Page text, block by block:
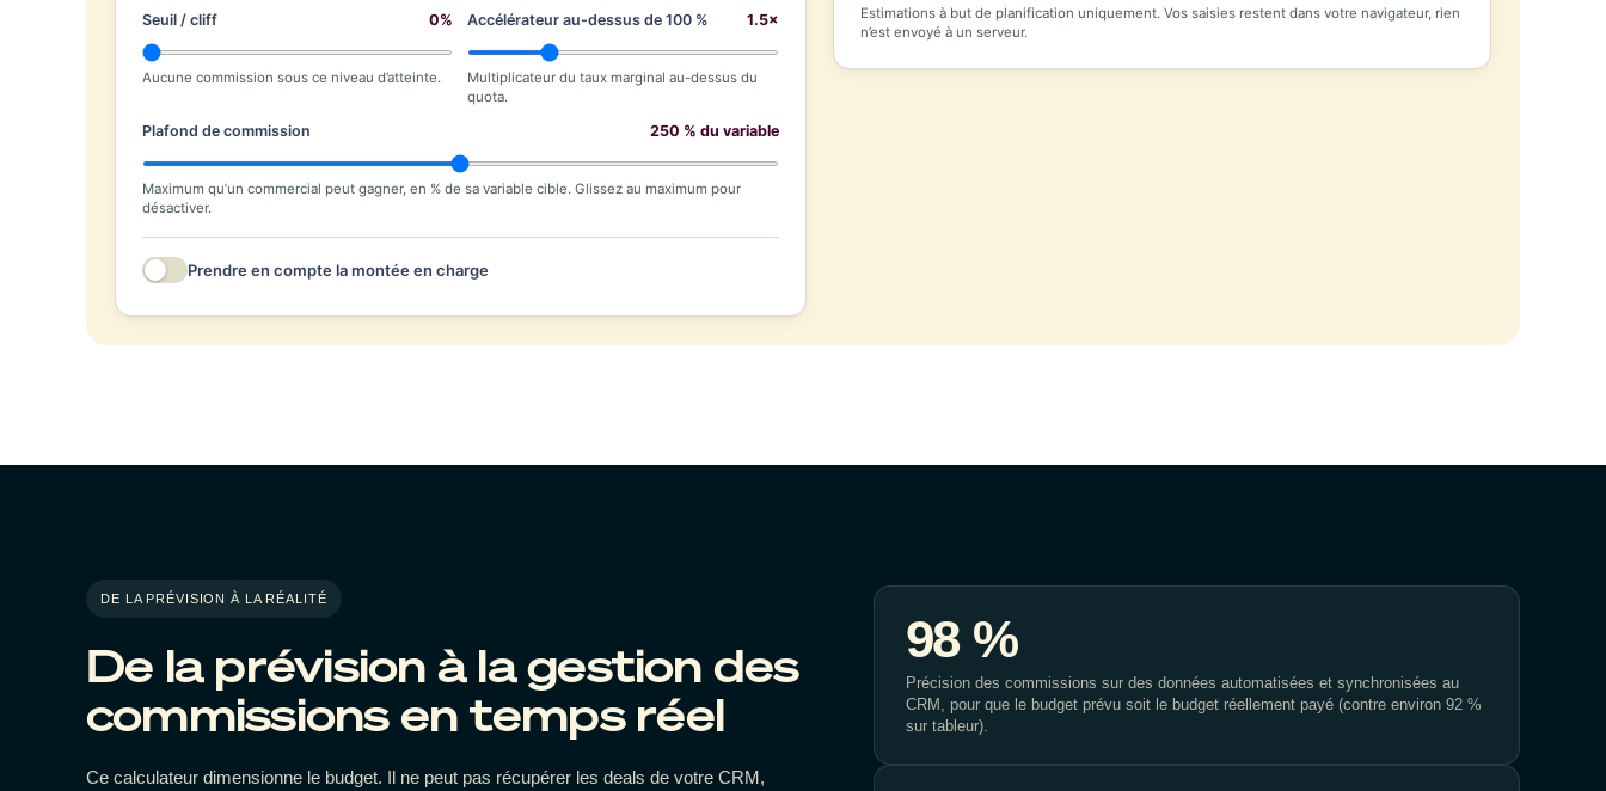
Seuil / cliff 0%
Aucune commission sous ce niveau d’atteinte.
Accélérateur au-dessus de 100 % 1.5×
Multiplicateur du taux marginal au-dessus du
quota.
Plafond de commission 250 % du variable
Maximum qu’un commercial peut gagner, en % de sa variable cible. Glissez au maximum pour
désactiver.
Prendre en compte la montée en charge
Recrues cette année
Durée moyenne de montée en
6
Commission garantie versée aux recrues pendant la fraction de l’année où elles montent en
Estimations à but de planification uniquement. Vos saisies restent dans votre navigateur, rien
n’est envoyé à un serveur.
DE LA PRÉVISION À LA RÉALITÉ
De la prévision à la gestion des
commissions en temps réel
Ce calculateur dimensionne le budget. Il ne peut pas récupérer les deals de votre CRM,
98 %
Précision des commissions sur des données automatisées et synchronisées au
CRM, pour que le budget prévu soit le budget réellement payé (contre environ 92 %
sur tableur).